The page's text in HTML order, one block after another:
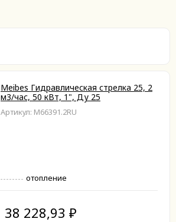
Meibes Гидравлическая стрелка 25, 2
м3/час, 50 кВт, 1", Ду 25
Артикул: M66391.2RU
отопление
38 228,93 ₽